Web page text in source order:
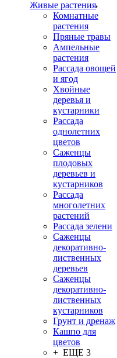
Живые растения
Комнатные
растения
Пряные травы
Ампельные
растения
Рассада овощей
и ягод
Хвойные
деревья и
кустарники
Рассада
однолетних
цветов
Саженцы
плодовых
деревьев и
кустарников
Рассада
многолетних
растений
Рассада зелени
Саженцы
декоративно-
лиственных
деревьев
Саженцы
декоративно-
лиственных
кустарников
Грунт и дренаж
Кашпо для
цветов
+ ЕЩЕ 3